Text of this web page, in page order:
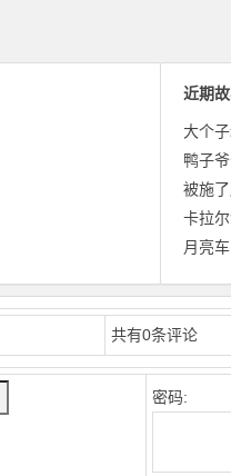
近期
大个
鸭子
被施
卡拉
月亮车
共有0条评论
密码: